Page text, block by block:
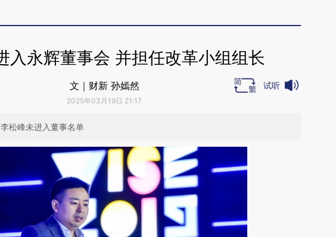
入永辉董事会 并担任改革小组组长
文｜财新 孙嫣然
2025年03月19日 21:17
试听
松峰未进入董事名单